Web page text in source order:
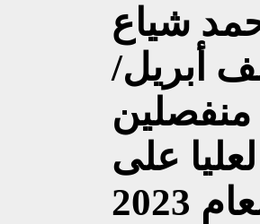
شياع
أبريل/
على
قرارها الذي أصدرته في العام 2023